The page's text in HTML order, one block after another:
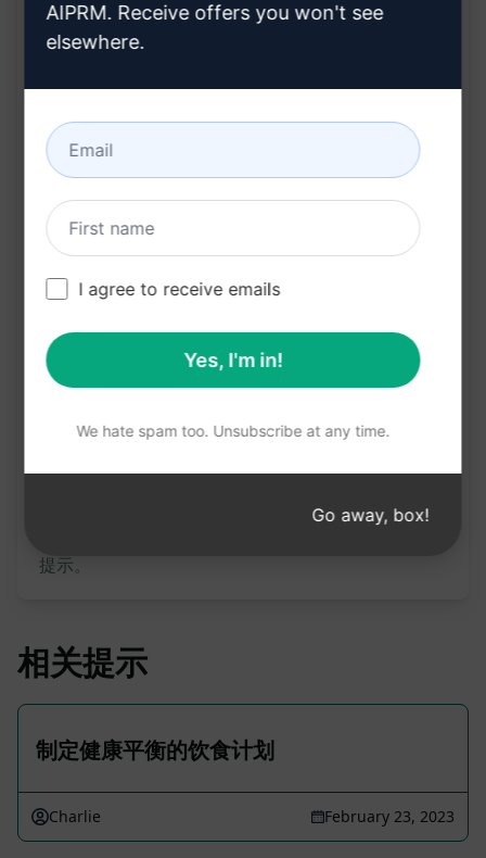
建议
节省时间：快速生成工作坊内容，节省策划时间
创意激发：为您提供新颖的想法和内容，激发创意
灵感来源：帮助您从一个关键词中汲取丰富的灵感
定制化：根据您提供的关键词生成个性化的工作坊
内容
在克劳德上试用 试用 ChatGPT
提示统计
325 0 237
请注意：上述说明未经审核，不准确。为了更好地了
提示。
相关提示
制定健康平衡的饮食计划
Charlie February 23, 2023
AIPRM. Receive offers you won't see
elsewhere.
I agree to receive emails
Yes, I'm in!
We hate spam too. Unsubscribe at any time.
Go away, box!